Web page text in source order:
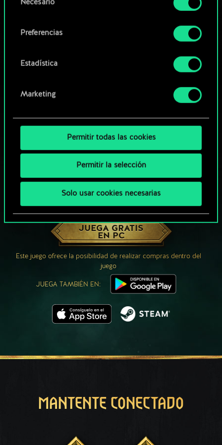
Encontrarás todos los detalles sobre nuestro uso
preferencias al respecto en el menú «Ajustes» de
deNecesario
Preferencias
Estadística
Marketing
Permitir todas las cookies
Permitir la selección
Solo usar cookies necesarias
¿QUÉ TAL UNA PARTIDA DE GWENT?
JUEGA GRATIS
EN PC
Este juego ofrece la posibilidad de realizar compras dentro del
juego
JUEGA TAMBIÉN EN:
MANTENTE CONECTADO